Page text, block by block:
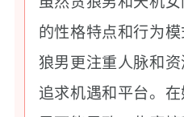
的性格特点和行为
狼男更注重人脉和
追求机遇和平台。